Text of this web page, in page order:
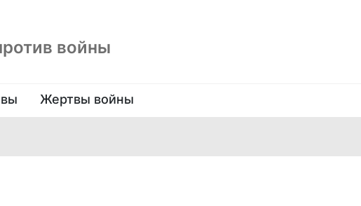
войны
Жертвы войны